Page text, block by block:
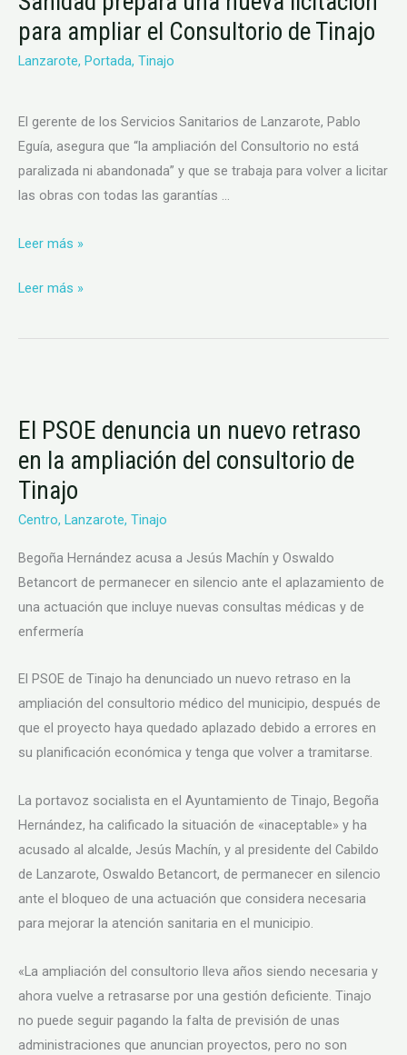
para ampliar el Consultorio de Tinajo
Lanzarote, Portada, Tinajo
El gerente de los Servicios Sanitarios de Lanzarote, Pablo
Eguía, asegura que “la ampliación del Consultorio no está
paralizada ni abandonada” y que se trabaja para volver a licitar
las obras con todas las garantías …
prepara
una
para
ampliar
el
Consultorio
Tinajo
Leer más »
prepara
una
para
ampliar
el
Consultorio
Tinajo
Leer más »
El PSOE denuncia un nuevo retraso
en la ampliación del consultorio de
Tinajo
Centro, Lanzarote, Tinajo
Begoña Hernández acusa a Jesús Machín y Oswaldo
Betancort de permanecer en silencio ante el aplazamiento de
una actuación que incluye nuevas consultas médicas y de
enfermería
El PSOE de Tinajo ha denunciado un nuevo retraso en la
ampliación del consultorio médico del municipio, después de
que el proyecto haya quedado aplazado debido a errores en
su planificación económica y tenga que volver a tramitarse.
La portavoz socialista en el Ayuntamiento de Tinajo, Begoña
Hernández, ha calificado la situación de «inaceptable» y ha
acusado al alcalde, Jesús Machín, y al presidente del Cabildo
de Lanzarote, Oswaldo Betancort, de permanecer en silencio
ante el bloqueo de una actuación que considera necesaria
para mejorar la atención sanitaria en el municipio.
«La ampliación del consultorio lleva años siendo necesaria y
ahora vuelve a retrasarse por una gestión deficiente. Tinajo
no puede seguir pagando la falta de previsión de unas
administraciones que anuncian proyectos, pero no son
denuncia
un
nuevo
en
la
ampliación
del
consultorio
Tinajo